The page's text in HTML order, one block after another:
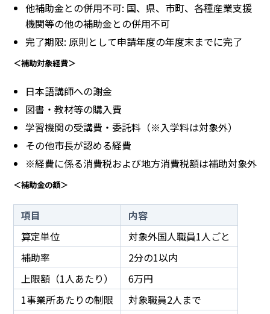
他補助金との併用不可: 国、県、市町、各種産業支援
機関等の他の補助金との併用不可
完了期限: 原則として申請年度の年度末までに完了
＜補助対象経費＞
日本語講師への謝金
図書・教材等の購入費
学習機関の受講費・委託料（※入学料は対象外）
その他市長が認める経費
※経費に係る消費税および地方消費税額は補助対象外
＜補助金の額＞
項目
内容
算定単位
対象外国人職員1人ごと
補助率
2分の1以内
上限額（1人あたり）
6万円
1事業所あたりの制限
対象職員2人まで